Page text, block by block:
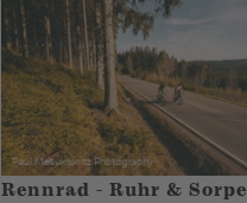
Rennrad - Ruhr & Sorpe